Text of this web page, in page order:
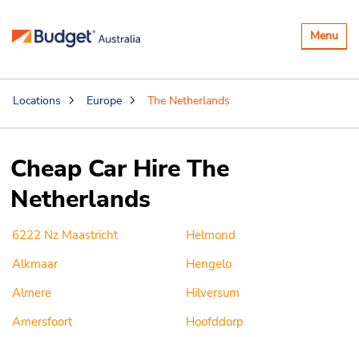
Toggle
Menu
Locations Europe The Netherlands
Cheap Car Hire The
Netherlands
6222 Nz Maastricht
Alkmaar
Almere
Amersfoort
Helmond
Hengelo
Hilversum
Hoofddorp